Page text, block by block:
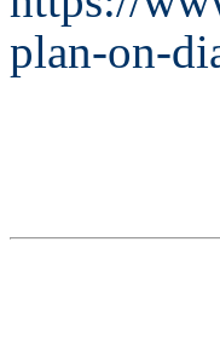
plan-on-